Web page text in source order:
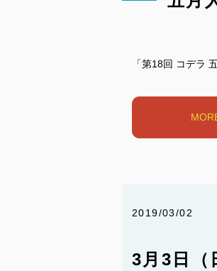
「第18回 コデラ
2019/03/02
3月3日